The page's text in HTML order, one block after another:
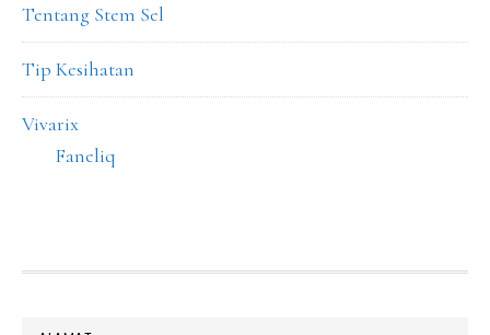
Tentang Stem Sel
Tip Kesihatan
Vivarix
Faneliq